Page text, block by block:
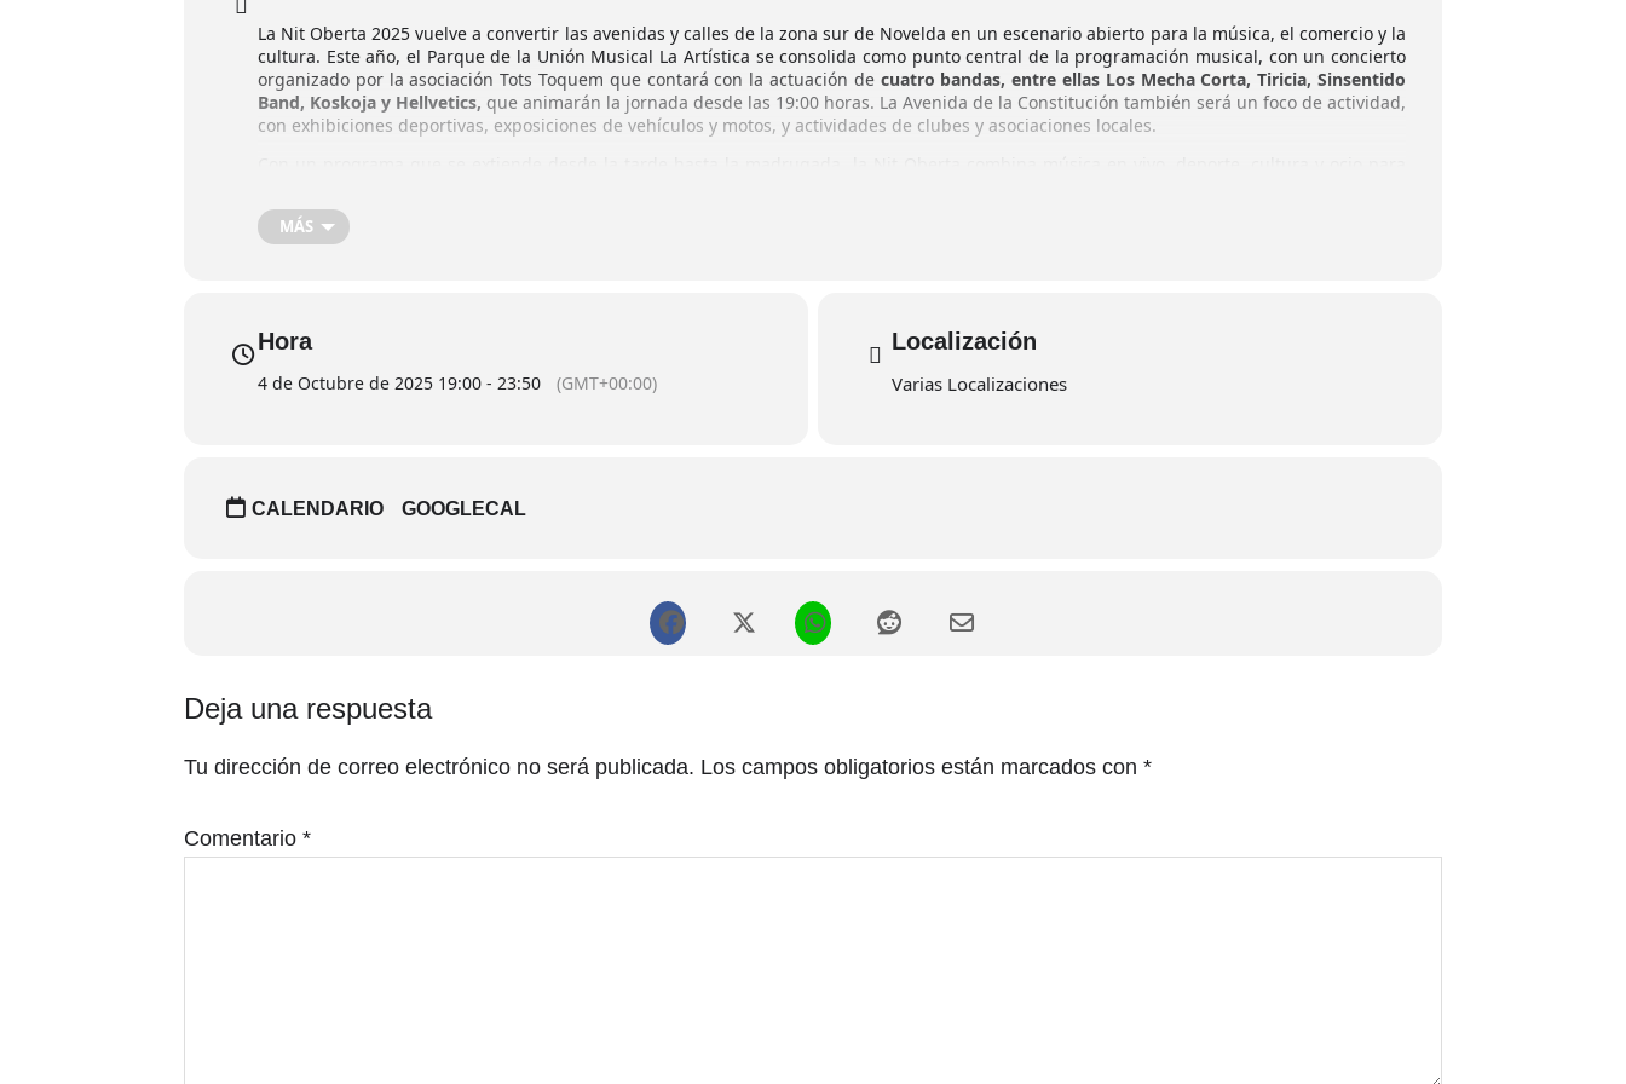
La Nit Oberta 2025 vuelve a convertir las avenidas y calles de la zona sur de Novelda en un escenario abierto para la música, el comercio y la
cultura. Este año, el Parque de la Unión Musical La Artística se consolida como punto central de la programación musical, con un concierto
organizado por la asociación Tots Toquem que contará con la actuación decuatro bandas, entre ellas Los Mecha Corta, Tiricia, Sinsentido
Band, Koskoja y Hellvetics, que animarán la jornada desde las 19:00 horas. La Avenida de la Constitución también será un foco de actividad,
con exhibiciones deportivas, exposiciones de vehículos y motos, y actividades de clubes y asociaciones locales.
importancia como cita clave del calendario de Novelda, ofreciendo un ambiente único que invita a pasear, participar y disfrutar de la vida
local.
MÁS
Hora
4 de Octubre de 2025 19:00 - 23:50 (GMT+00:00)
Localización
Varias Localizaciones
CALENDARIO GOOGLECAL
Interacciones
con
lectores
Deja una respuesta
Tu dirección de correo electrónico no será publicada. Los campos obligatorios están marcados con *
Comentario *